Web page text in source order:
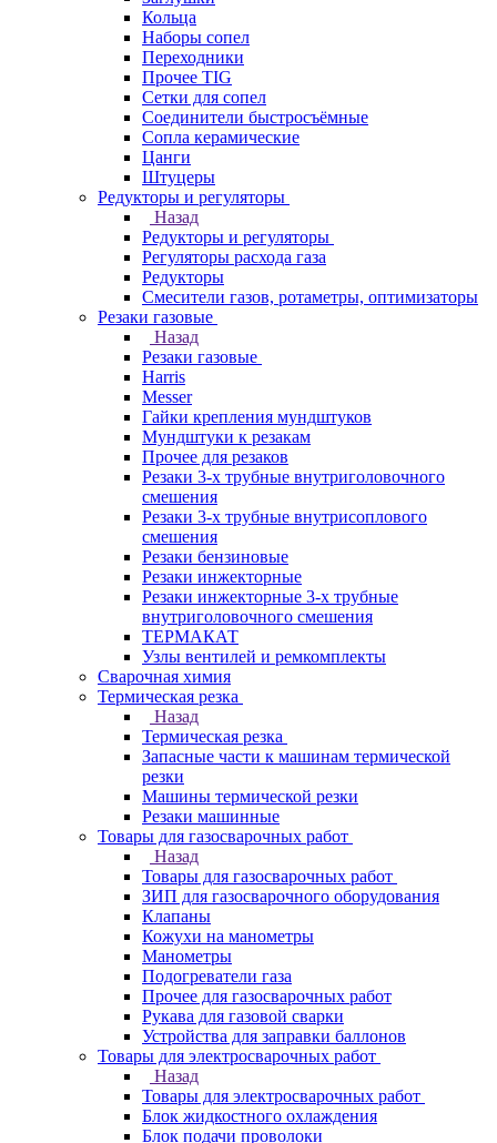
Кольца
Наборы сопел
Переходники
Прочее TIG
Сетки для сопел
Соединители быстросъёмные
Сопла керамические
Цанги
Штуцеры
Редукторы и регуляторы
Назад
Редукторы и регуляторы
Регуляторы расхода газа
Редукторы
Смесители газов, ротаметры, оптимизаторы
Резаки газовые
Назад
Резаки газовые
Harris
Messer
Гайки крепления мундштуков
Мундштуки к резакам
Прочее для резаков
Резаки 3-х трубные внутриголовочного
смешения
Резаки 3-х трубные внутрисоплового
смешения
Резаки бензиновые
Резаки инжекторные
Резаки инжекторные 3-х трубные
внутриголовочного смешения
ТЕРМАКАТ
Узлы вентилей и ремкомплекты
Сварочная химия
Термическая резка
Назад
Термическая резка
Запасные части к машинам термической
резки
Машины термической резки
Резаки машинные
Товары для газосварочных работ
Назад
Товары для газосварочных работ
ЗИП для газосварочного оборудования
Клапаны
Кожухи на манометры
Манометры
Подогреватели газа
Прочее для газосварочных работ
Рукава для газовой сварки
Устройства для заправки баллонов
Товары для электросварочных работ
Назад
Товары для электросварочных работ
Блок жидкостного охлаждения
Блок подачи проволоки